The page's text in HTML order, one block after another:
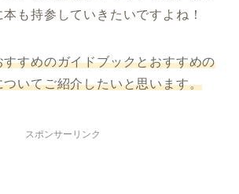
も持参していきたいですよね！
すすめのガイドブックとおすすめの
いてご紹介したいと思います。
スポンサーリンク